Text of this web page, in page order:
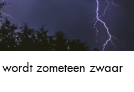
zometeen zwaar